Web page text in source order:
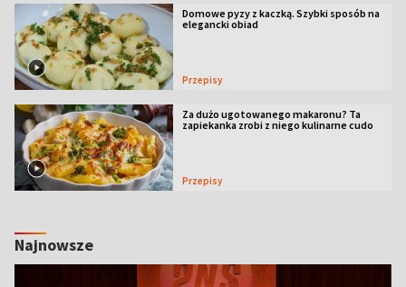
Domowe pyzy z kaczką. Szybki sposób na
elegancki obiad
Przepisy
Za dużo ugotowanego makaronu? Ta
zapiekanka zrobi z niego kulinarne cudo
Przepisy
Najnowsze